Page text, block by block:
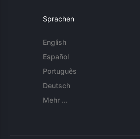
Sprachen
English
Español
Português
Deutsch
Mehr ...